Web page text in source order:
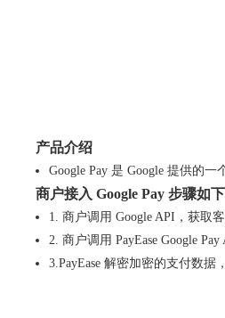
产品介绍
Google Pay 是 Google 提供的
商户接入 Google Pay 步骤如下
1. 商户调用 Google API，获取
2. 商户调用 PayEase Google
3.PayEase 解密加密的支付数据